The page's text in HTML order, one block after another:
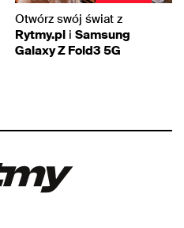
Otwórz swój świat z
Rytmy.pl i Samsung
Galaxy Z Fold3 5G